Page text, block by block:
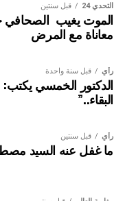
التحدي 24 قبل سنتين
الموت يغيب الصحافي
معاناة مع المرض
رأي قبل سنة واحدة
الدكتور الخمسي
البقاء..”
رأي قبل سنتين
ما غفل عنه السيد